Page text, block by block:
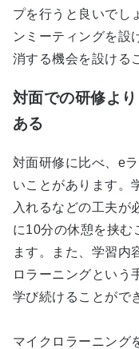
プを行うと良いでし
ンミーティングを設
消する機会を設ける
対面での研修よ
ある
対面研修に比べ、e
いことがあります。
入れるなどの工夫が
に10分の休憩を挟む
ます。また、学習内
ロラーニングという
学び続けることがで
マイクロラーニング